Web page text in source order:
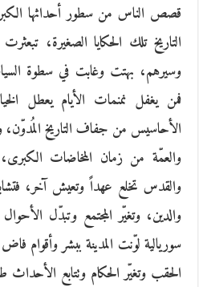
قصص الناس من سطور أحداثها
التاريخ تلك الحكايا الصغيرة،
وسيرهم، بهتت وغابت في سطوة
فمن يغفل نمنمات الأيام يعطل
الأحاسيس من جفاف التاريخ
والعمّة من زمان المخاضات
والقدس تخلع عهداً وتعيش آخر،
والدين، وتغيّر المجتمع وتبدّل
سوريالية لوّنت المدينة ببشر وأقوام
الحقب وتغيّر الحكام وتتابع